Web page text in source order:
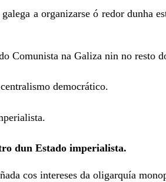
a organizarse ó redor dunha
Comunista na Galiza nin no resto
democrático.
dun Estado imperialista.
cos intereses da oligarquía